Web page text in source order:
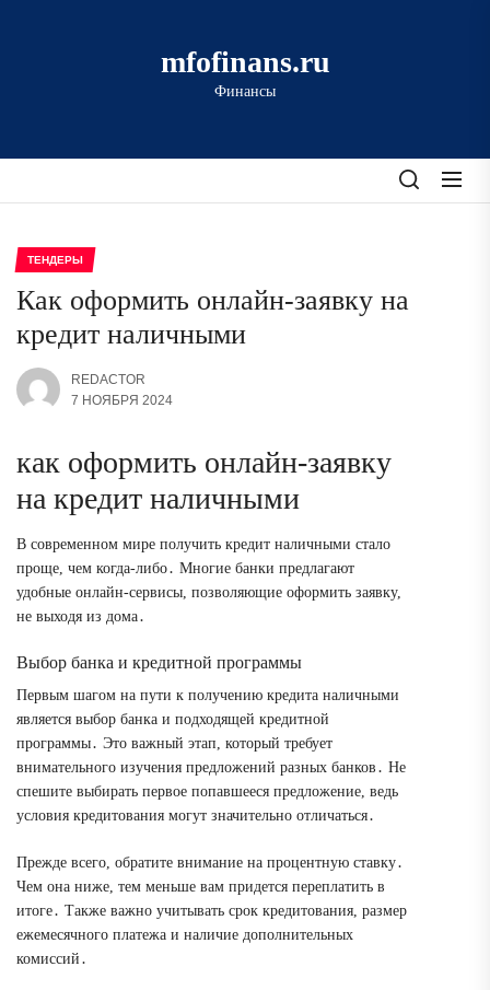
mfofinans.ru
Финансы
ТЕНДЕРЫ
Как оформить онлайн-заявку на
кредит наличными
REDACTOR
7 НОЯБРЯ 2024
как оформить онлайн-заявку
на кредит наличными
В современном мире получить кредит наличными стало
проще, чем когда-либо․ Многие банки предлагают
удобные онлайн-сервисы, позволяющие оформить заявку,
не выходя из дома․
Выбор банка и кредитной программы
Первым шагом на пути к получению кредита наличными
является выбор банка и подходящей кредитной
программы․ Это важный этап, который требует
внимательного изучения предложений разных банков․ Не
спешите выбирать первое попавшееся предложение, ведь
условия кредитования могут значительно отличаться․
Прежде всего, обратите внимание на процентную ставку․
Чем она ниже, тем меньше вам придется переплатить в
итоге․ Также важно учитывать срок кредитования, размер
ежемесячного платежа и наличие дополнительных
комиссий․